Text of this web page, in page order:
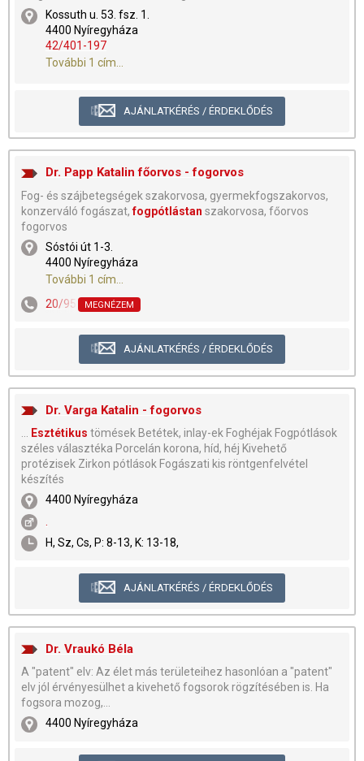
Kossuth u. 53. fsz. 1.
4400 Nyíregyháza
42/401-197
További 1 cím...
AJÁNLATKÉRÉS / ÉRDEKLŐDÉS
Dr. Papp Katalin főorvos - fogorvos
Fog- és szájbetegségek szakorvosa, gyermekfogszakorvos,
konzerváló fogászat,fogpótlástan szakorvosa, főorvos
fogorvos
Sóstói út 1-3.
4400 Nyíregyháza
További 1 cím...
20/9579-743,42/404-545
MEGNÉZEM
AJÁNLATKÉRÉS / ÉRDEKLŐDÉS
Dr. Varga Katalin - fogorvos
... Esztétikus tömések Betétek, inlay-ek Foghéjak Fogpótlások
széles választéka Porcelán korona, híd, héj Kivehető
protézisek Zirkon pótlások Fogászati kis röntgenfelvétel
készítés
4400 Nyíregyháza
H, Sz, Cs, P: 8-13, K: 13-18,
AJÁNLATKÉRÉS / ÉRDEKLŐDÉS
Dr. Vraukó Béla
A "patent" elv: Az élet más területeihez hasonlóan a "patent"
elv jól érvényesülhet a kivehető fogsorok rögzítésében is. Ha
fogsora mozog,...
4400 Nyíregyháza